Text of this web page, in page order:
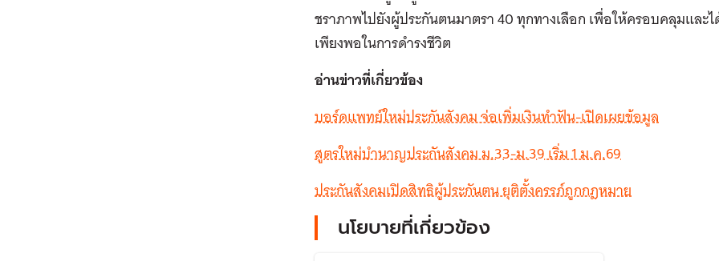
ชราภาพไปยังผู้ประกันตนมาตรา 40 ทุกทางเลือก เพื่อให้ครอบคลุมและ
เพียงพอในการดำรงชีวิต
อ่านข่าวที่เกี่ยวข้อง
บอร์ดแพทย์ใหม่ประกันสังคม จ่อเพิ่มเงินทำฟัน-เปิดเผยข้อมูล
สูตรใหม่บำนาญประกันสังคม ม.33-ม.39 เริ่ม 1 ม.ค.69
ประกันสังคมเปิดสิทธิผู้ประกันตน ยุติตั้งครรภ์ถูกกฎหมาย
นโยบายที่เกี่ยวข้อง